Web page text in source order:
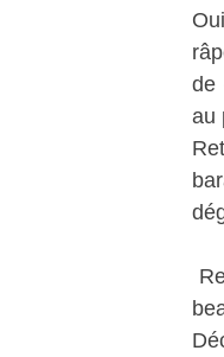
de
au